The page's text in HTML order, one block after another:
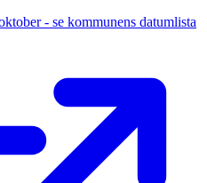
- se kommunens datumlista